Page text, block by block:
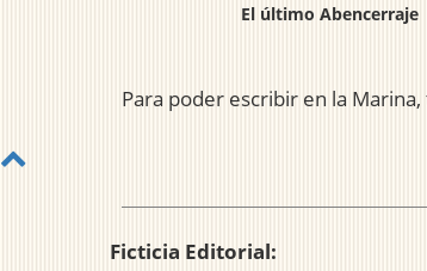
El último Abencerraje
Para poder escribir en la
Ficticia Editorial: